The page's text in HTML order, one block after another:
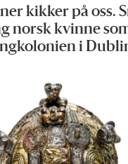
kikker på oss.
norsk kvinne
i